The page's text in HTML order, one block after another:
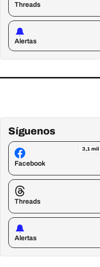
Threads
Alertas
Síguenos
3,1 mil
Facebook
Threads
Alertas